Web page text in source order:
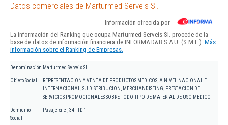
Datos comerciales de Marturmed Serveis Sl.
Información ofrecida por
La información del Ranking que ocupa Marturmed Serveis Sl. procede de la
base de datos de información financiera de INFORMA D&B S.A.U. (S.M.E.). Más
información sobre el Ranking de Empresas.
Denominación Marturmed Serveis Sl.
Objeto Social
REPRESENTACION Y VENTA DE PRODUCTOS MEDICOS, A NIVEL NACIONAL E
INTERNACIONAL, SU DISTRIBUCION, MERCHANDISEING, PRESTACION DE
SERVICIOS PROMOCIONALES SOBRE TODO TIPO DE MATERIAL DE USO MEDICO
Domicilio
Social
Pasaje xile , 34 - TD 1